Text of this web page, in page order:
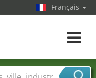
Français
Toggle